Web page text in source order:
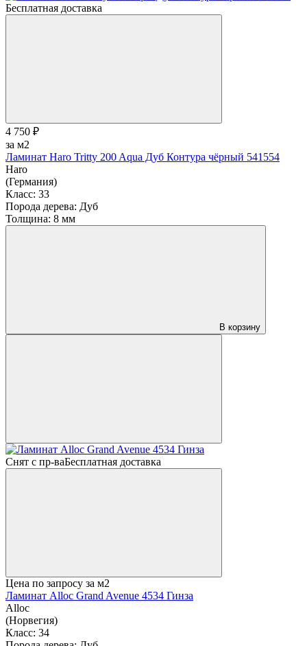
Бесплатная доставка
4 750 ₽
за м2
Ламинат Haro Tritty 200 Aqua Дуб Контура чёрный 541554
Haro
(Германия)
Класс: 33
Порода дерева: Дуб
Толщина: 8 мм
В корзину
Снят с пр-ваБесплатная доставка
Цена по запросу за м2
Ламинат Alloc Grand Avenue 4534 Гинза
Alloc
(Норвегия)
Класс: 34